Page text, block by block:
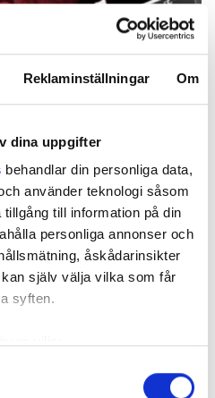
Reklaminställningar Om
dina uppgifter
behandlar din personliga data,
använder teknologi såsom
till information på din
personliga annonser och
åskådarinsikter
själv välja vilka som får
syften.
på upp till flera meter
ämne
Tryck härför att följa oss på
av